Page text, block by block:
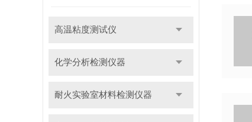
高温粘度测试仪
化学分析检测仪器
耐火实验室材料检测仪器